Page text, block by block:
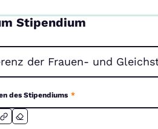
Stipendium
des Stipendiums *